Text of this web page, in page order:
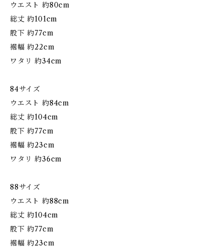
ウエスト 約80cm
総丈 約101cm
股下 約77cm
裾幅 約22cm
ワタリ 約34cm
84サイズ
ウエスト 約84cm
総丈 約104cm
股下 約77cm
裾幅 約23cm
ワタリ 約36cm
88サイズ
ウエスト 約88cm
総丈 約104cm
股下 約77cm
裾幅 約23cm